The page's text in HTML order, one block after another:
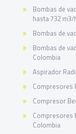
Bombas de
hasta 732
Bombas de
Bombas de
Colombia
Aspirador
Compresores
Compresor
Compresores
Colombia